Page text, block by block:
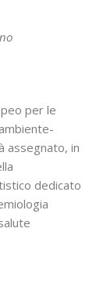
per le
assegnato, in
dedicato